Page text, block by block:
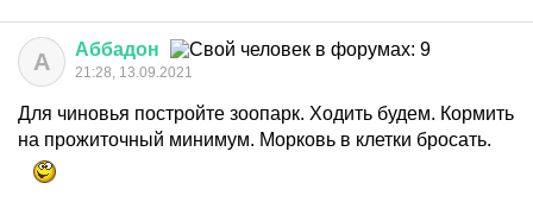
А Аббадон
21:28, 13.09.2021
Для чиновья постройте зоопарк. Ходить будем. Кормить
на прожиточный минимум. Морковь в клетки бросать.